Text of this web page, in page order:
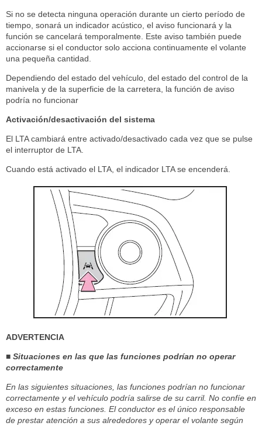
Si no se detecta ninguna operación durante un cierto período de
tiempo, sonará un indicador acústico, el aviso funcionará y la
función se cancelará temporalmente. Este aviso también puede
accionarse si el conductor solo acciona continuamente el volante
una pequeña cantidad.
Dependiendo del estado del vehículo, del estado del control de la
manivela y de la superficie de la carretera, la función de aviso
podría no funcionar
Activación/desactivación del sistema
El LTA cambiará entre activado/desactivado cada vez que se pulse
el interruptor de LTA.
Cuando está activado el LTA, el indicador LTA se encenderá.
ADVERTENCIA
■ Situaciones en las que las funciones podrían no operar
correctamente
En las siguientes situaciones, las funciones podrían no funcionar
correctamente y el vehículo podría salirse de su carril. No confíe en
exceso en estas funciones. El conductor es el único responsable
de prestar atención a sus alrededores y operar el volante según